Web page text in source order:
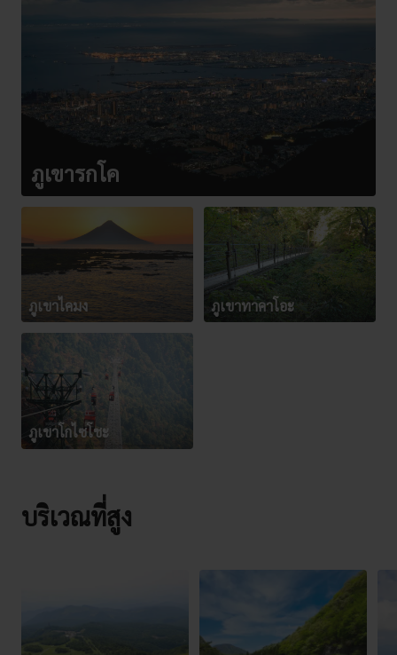
ภูเขารกโค
ภูเขาไคมง ภูเขาทาคาโอะ
ภูเขาโกไซโชะ
บริเวณที่สูง